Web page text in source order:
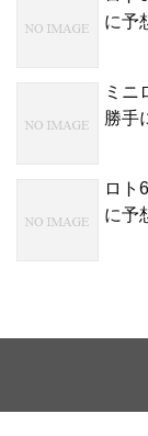
に予
ミニ
勝手
ロト
に予